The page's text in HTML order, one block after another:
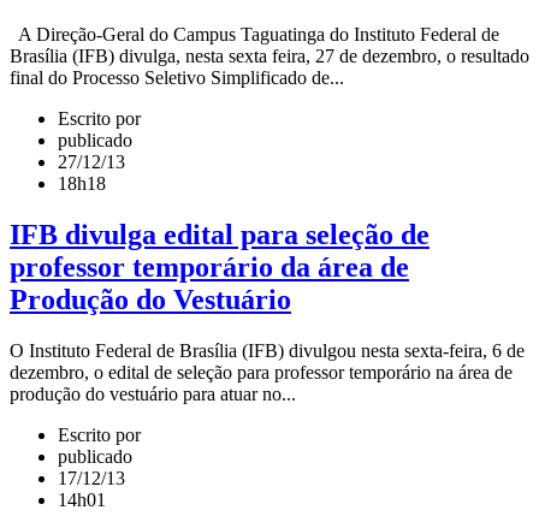
A Direção-Geral do Campus Taguatinga do Instituto Federal de
Brasília (IFB) divulga, nesta sexta feira, 27 de dezembro, o resultado
final do Processo Seletivo Simplificado de...
Escrito por
publicado
27/12/13
18h18
IFB divulga edital para seleção de
professor temporário da área de
Produção do Vestuário
O Instituto Federal de Brasília (IFB) divulgou nesta sexta-­feira, 6 de
dezembro, o edital de seleção para professor temporário na área de
produção do vestuário para atuar no...
Escrito por
publicado
17/12/13
14h01